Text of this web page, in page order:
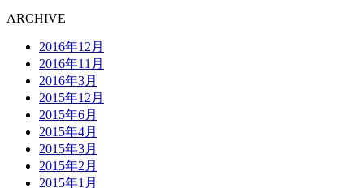
ARCHIVE
2016年12月
2016年11月
2016年3月
2015年12月
2015年6月
2015年4月
2015年3月
2015年2月
2015年1月